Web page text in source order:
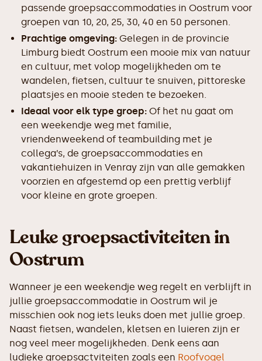
passende groepsaccommodaties in Oostrum voor
groepen van 10, 20, 25, 30, 40 en 50 personen.
Prachtige omgeving: Gelegen in de provincie
Limburg biedt Oostrum een mooie mix van natuur
en cultuur, met volop mogelijkheden om te
wandelen, fietsen, cultuur te snuiven, pittoreske
plaatsjes en mooie steden te bezoeken.
Ideaal voor elk type groep: Of het nu gaat om
een weekendje weg met familie,
vriendenweekend of teambuilding met je
collega’s, de groepsaccommodaties en
vakantiehuizen in Venray zijn van alle gemakken
voorzien en afgestemd op een prettig verblijf
voor kleine en grote groepen.
Leuke groepsactiviteiten in
Oostrum
Wanneer je een weekendje weg regelt en verblijft in
jullie groepsaccommodatie in Oostrum wil je
misschien ook nog iets leuks doen met jullie groep.
Naast fietsen, wandelen, kletsen en luieren zijn er
nog veel meer mogelijkheden. Denk eens aan
ludieke groepsactviteiten zoals een Roofvogel